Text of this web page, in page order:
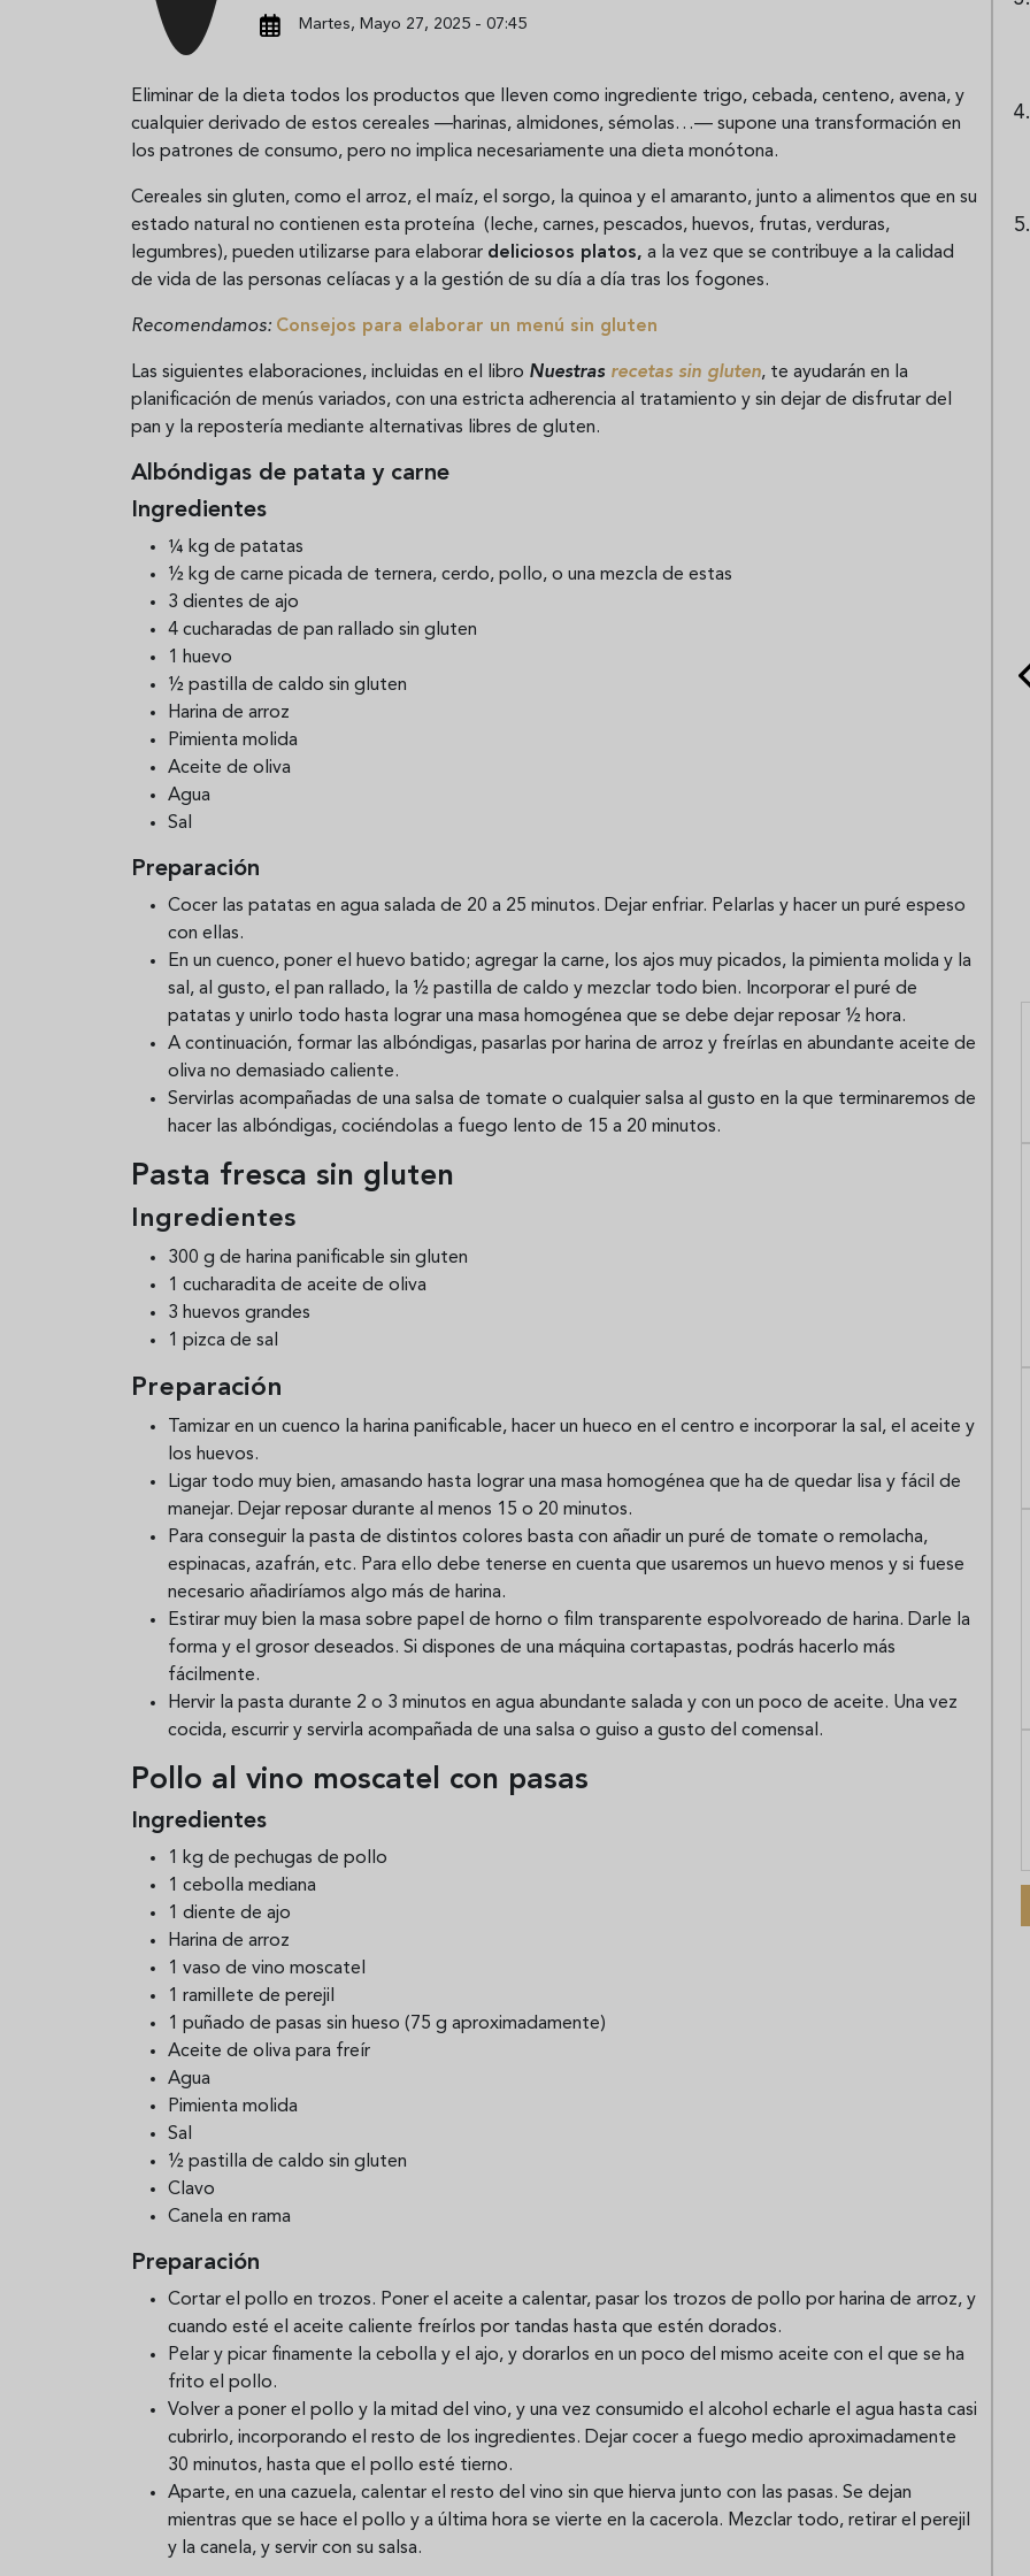
Martes, Mayo 27, 2025 - 07:45
Eliminar de la dieta todos los productos que lleven como ingrediente trigo, cebada, centeno, avena, y
cualquier derivado de estos cereales —harinas, almidones, sémolas…— supone una transformación en
los patrones de consumo, pero no implica necesariamente una dieta monótona.
Cereales sin gluten, como el arroz, el maíz, el sorgo, la quinoa y el amaranto, junto a alimentos que en su
estado natural no contienen esta proteína (leche, carnes, pescados, huevos, frutas, verduras,
legumbres), pueden utilizarse para elaborar deliciosos platos, a la vez que se contribuye a la calidad
de vida de las personas celíacas y a la gestión de su día a día tras los fogones.
Recomendamos: Consejos para elaborar un menú sin gluten
Las siguientes elaboraciones, incluidas en el libro Nuestras recetas sin gluten, te ayudarán en la
planificación de menús variados, con una estricta adherencia al tratamiento y sin dejar de disfrutar del
pan y la repostería mediante alternativas libres de gluten.
Albóndigas de patata y carne
Ingredientes
¼ kg de patatas
½ kg de carne picada de ternera, cerdo, pollo, o una mezcla de estas
3 dientes de ajo
4 cucharadas de pan rallado sin gluten
1 huevo
½ pastilla de caldo sin gluten
Harina de arroz
Pimienta molida
Aceite de oliva
Agua
Sal
Preparación
Cocer las patatas en agua salada de 20 a 25 minutos. Dejar enfriar. Pelarlas y hacer un puré espeso
con ellas.
En un cuenco, poner el huevo batido; agregar la carne, los ajos muy picados, la pimienta molida y la
sal, al gusto, el pan rallado, la ½ pastilla de caldo y mezclar todo bien. Incorporar el puré de
patatas y unirlo todo hasta lograr una masa homogénea que se debe dejar reposar ½ hora.
A continuación, formar las albóndigas, pasarlas por harina de arroz y freírlas en abundante aceite de
oliva no demasiado caliente.
Servirlas acompañadas de una salsa de tomate o cualquier salsa al gusto en la que terminaremos de
hacer las albóndigas, cociéndolas a fuego lento de 15 a 20 minutos.
Pasta fresca sin gluten
Ingredientes
300 g de harina panificable sin gluten
1 cucharadita de aceite de oliva
3 huevos grandes
1 pizca de sal
Preparación
Tamizar en un cuenco la harina panificable, hacer un hueco en el centro e incorporar la sal, el aceite y
los huevos.
Ligar todo muy bien, amasando hasta lograr una masa homogénea que ha de quedar lisa y fácil de
manejar. Dejar reposar durante al menos 15 o 20 minutos.
Para conseguir la pasta de distintos colores basta con añadir un puré de tomate o remolacha,
espinacas, azafrán, etc. Para ello debe tenerse en cuenta que usaremos un huevo menos y si fuese
necesario añadiríamos algo más de harina.
Estirar muy bien la masa sobre papel de horno o film transparente espolvoreado de harina. Darle la
forma y el grosor deseados. Si dispones de una máquina cortapastas, podrás hacerlo más
fácilmente.
Hervir la pasta durante 2 o 3 minutos en agua abundante salada y con un poco de aceite. Una vez
cocida, escurrir y servirla acompañada de una salsa o guiso a gusto del comensal.
Pollo al vino moscatel con pasas
Ingredientes
1 kg de pechugas de pollo
1 cebolla mediana
1 diente de ajo
Harina de arroz
1 vaso de vino moscatel
1 ramillete de perejil
1 puñado de pasas sin hueso (75 g aproximadamente)
Aceite de oliva para freír
Agua
Pimienta molida
Sal
½ pastilla de caldo sin gluten
Clavo
Canela en rama
Preparación
Cortar el pollo en trozos. Poner el aceite a calentar, pasar los trozos de pollo por harina de arroz, y
cuando esté el aceite caliente freírlos por tandas hasta que estén dorados.
Pelar y picar finamente la cebolla y el ajo, y dorarlos en un poco del mismo aceite con el que se ha
frito el pollo.
Volver a poner el pollo y la mitad del vino, y una vez consumido el alcohol echarle el agua hasta casi
cubrirlo, incorporando el resto de los ingredientes. Dejar cocer a fuego medio aproximadamente
30 minutos, hasta que el pollo esté tierno.
Aparte, en una cazuela, calentar el resto del vino sin que hierva junto con las pasas. Se dejan
mientras que se hace el pollo y a última hora se vierte en la cacerola. Mezclar todo, retirar el perejil
y la canela, y servir con su salsa.